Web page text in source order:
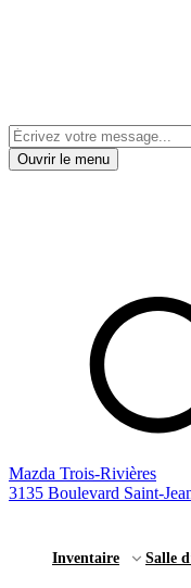
Ouvrir le menu
Mazda Trois-Rivières
3135 Boulevard Saint-
Inventaire Salle